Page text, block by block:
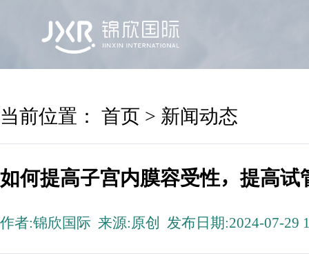
当前位置： 首页 > 新闻动态
如何提高子宫内膜容受性，提高试
作者:锦欣国际 来源:原创 发布日期:2024-07-29